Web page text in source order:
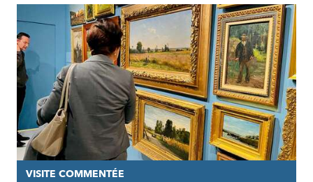
VISITE COMMENTÉE